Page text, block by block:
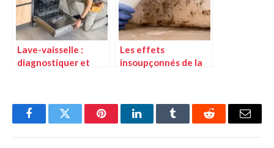
Lave-vaisselle :
diagnostiquer et
Les effets
insoupçonnés de la
FacebookTwitter PinterestLinkedInTumblr Reddit
E-